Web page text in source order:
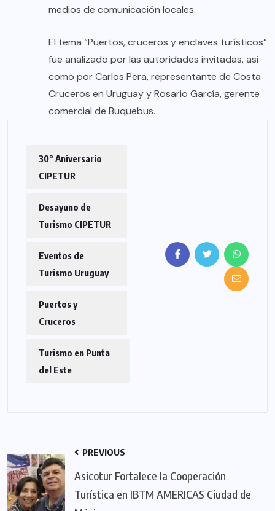
medios de comunicación locales.
El tema “Puertos, cruceros y enclaves turísticos”
fue analizado por las autoridades invitadas, así
como por Carlos Pera, representante de Costa
Cruceros en Uruguay y Rosario García, gerente
comercial de Buquebus.
30° Aniversario
CIPETUR
Desayuno de
Turismo CIPETUR
Eventos de
Turismo Uruguay
Puertos y
Cruceros
Turismo en Punta
del Este
PREVIOUS
Asicotur Fortalece la Cooperación
Turística en IBTM AMERICAS Ciudad de